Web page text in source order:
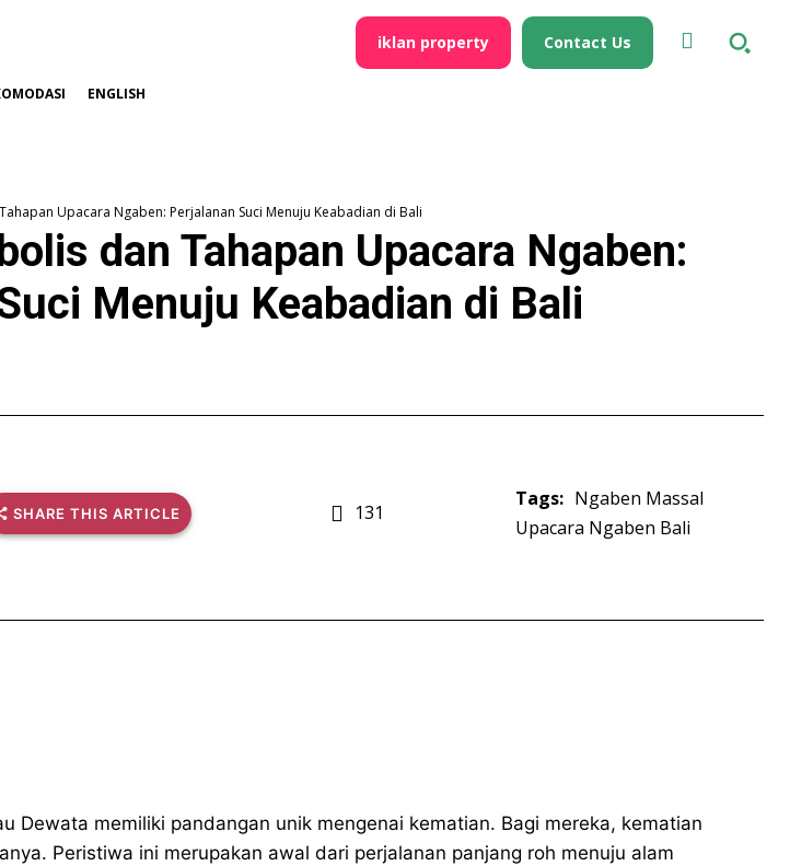
iklan property Contact Us
ENGLISH
Upacara Ngaben: Perjalanan Suci Menuju Keabadian di Bali
dan Tahapan Upacara Ngaben:
Menuju Keabadian di Bali
SHARE THIS ARTICLE 131
Tags: Ngaben Massal
Upacara Ngaben Bali
Dewata memiliki pandangan unik mengenai kematian. Bagi mereka, kematian
Peristiwa ini merupakan awal dari perjalanan panjang roh menuju alam